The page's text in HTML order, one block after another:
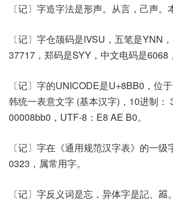
〔记〕字造字法是形声。从言，己声。
〔记〕字仓颉码是IVSU，五笔是YNN
37717，郑码是SYY，中文电码是6068
〔记〕字的UNICODE是U+8BB0，位
韩统一表意文字 (基本汉字)，10进制：
00008bb0，UTF-8：E8 AE B0。
〔记〕字在《通用规范汉字表》的一级
0323，属常用字。
〔记〕字反义词是忘，异体字是記、𧪄。